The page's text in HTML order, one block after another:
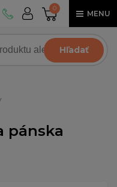
0
MENU
Hľadať
pánska